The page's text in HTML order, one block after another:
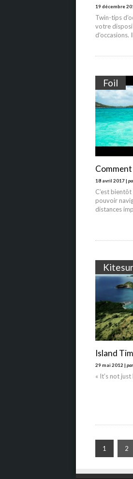
19 décembre
Twin-tips
votre
d’occasions.
Foil
18 avril 2017 |
C’est
pouvoir
distances
Island
29 mai 2012 |
« It’s not
1 2